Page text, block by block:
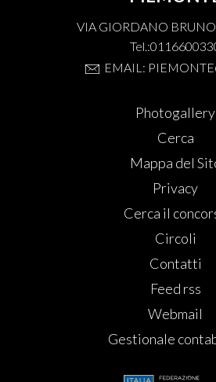
VIA GIORDANO
EMAIL:
Photogallery
Cerca
Mappa del
Privacy
Cerca il
Circoli
Contatti
Feed rss
Webmail
Gestionale